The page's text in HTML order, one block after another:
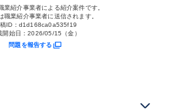
業紹介事業者による紹介案件です。
職業紹介事業者に送信されます。
ID： d1d168ca0a535f19
開始日：2026/05/15（金）
問題を報告する